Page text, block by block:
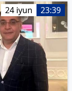
24 iyun 23:39